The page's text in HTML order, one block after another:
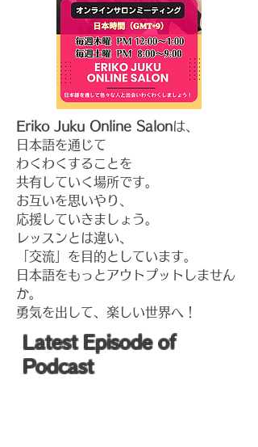
Eriko Juku Online Salonは、
日本語を通じて
わくわくすることを
共有していく場所です。
お互いを思いやり、
応援していきましょう。
レッスンとは違い、
「交流」を目的としています。
​ ​日本語をもっとアウトプットしません
か。
​勇気を出して、楽しい世界へ！
​Latest Episode of
Podcast